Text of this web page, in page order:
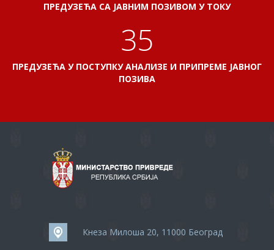
ПРЕДУЗЕЋА СА ЈАВНИМ ПОЗИВОМ У ТОКУ
38
ПРЕДУЗЕЋА У ПОСТУПКУ АНАЛИЗЕ И ПРИПРЕМЕ ЈАВНОГ
ПОЗИВА
Кнеза Милоша 20, 11000 Београд